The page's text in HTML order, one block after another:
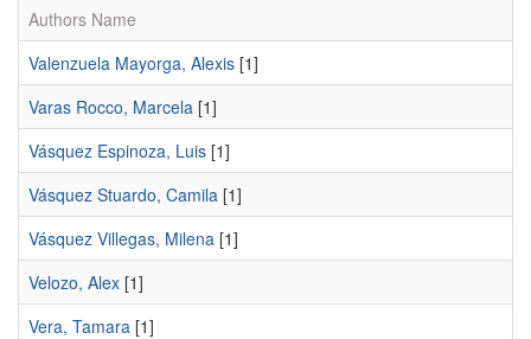
Authors Name
Valenzuela Mayorga, Alexis [1]
Varas Rocco, Marcela [1]
Vásquez Espinoza, Luis [1]
Vásquez Stuardo, Camila [1]
Vásquez Villegas, Milena [1]
Velozo, Alex [1]
Vera, Tamara [1]